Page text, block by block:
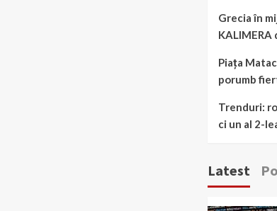
Grecia în
KALIMERA
Piața
porumb
Trenduri:
ci un al 2-
Latest